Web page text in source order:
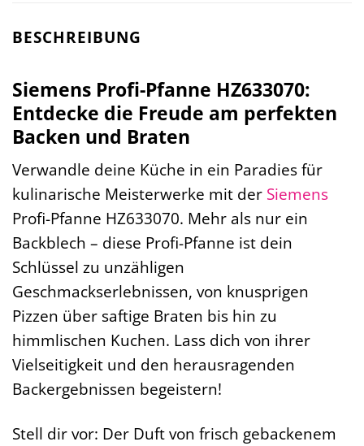
BESCHREIBUNG
Siemens Profi-Pfanne HZ633070:
Entdecke die Freude am perfekten
Backen und Braten
Verwandle deine Küche in ein Paradies für
kulinarische Meisterwerke mit der Siemens
Profi-Pfanne HZ633070. Mehr als nur ein
Backblech – diese Profi-Pfanne ist dein
Schlüssel zu unzähligen
Geschmackserlebnissen, von knusprigen
Pizzen über saftige Braten bis hin zu
himmlischen Kuchen. Lass dich von ihrer
Vielseitigkeit und den herausragenden
Backergebnissen begeistern!
Stell dir vor: Der Duft von frisch gebackenem